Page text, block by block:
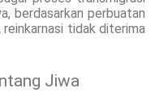
berdasarkan perbuatan
reinkarnasi tidak diterima
Jiwa